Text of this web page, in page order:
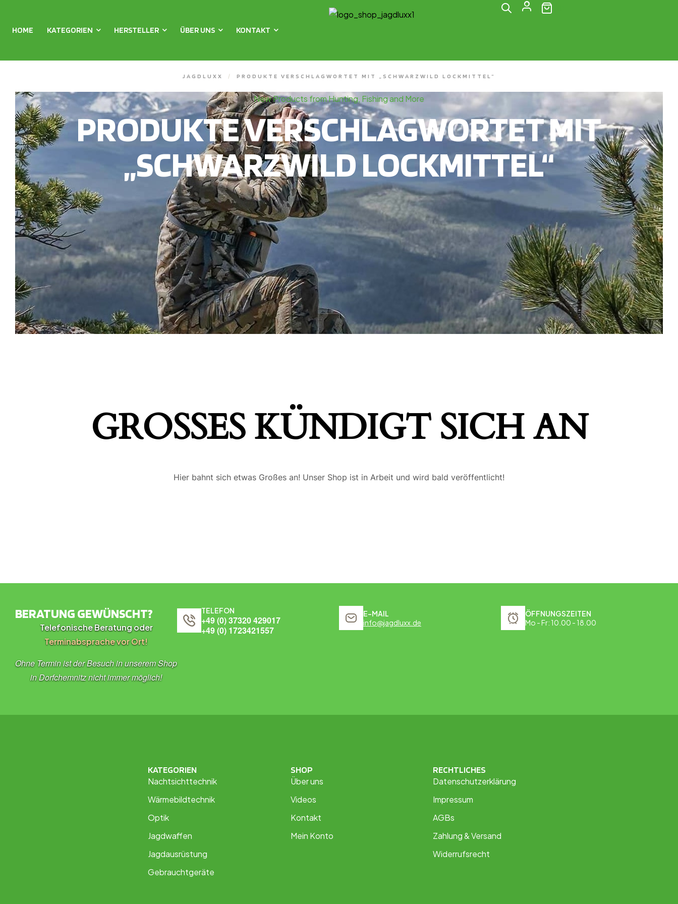
HOME KATEGORIEN HERSTELLER ÜBER UNS KONTAKT
JAGDLUXX / PRODUKTE VERSCHLAGWORTET MIT „SCHWARZWILD LOCKMITTEL“
New Products from Hunting, Fishing and More
PRODUKTE VERSCHLAGWORTET MIT
„SCHWARZWILD LOCKMITTEL“
GROSSES KÜNDIGT SICH AN
Hier bahnt sich etwas Großes an! Unser Shop ist in Arbeit und wird bald veröffentlicht!
BERATUNG GEWÜNSCHT?
Telefonische Beratung oder
Terminabsprache vor Ort!
Ohne Termin ist der Besuch in unserem Shop
in Dorfchemnitz nicht immer möglich!
TELEFON
+49 (0) 37320 429017
+49 (0) 1723421557
E-MAIL
info@jagdluxx.de
ÖFFNUNGSZEITEN
Mo - Fr: 10.00 - 18.00
KATEGORIEN
Nachtsichttechnik
Wärmebildtechnik
Optik
Jagdwaffen
Jagdausrüstung
Gebrauchtgeräte
SHOP
Über uns
Videos
Kontakt
Mein Konto
RECHTLICHES
Datenschutzerklärung
Impressum
AGBs
Zahlung & Versand
Widerrufsrecht